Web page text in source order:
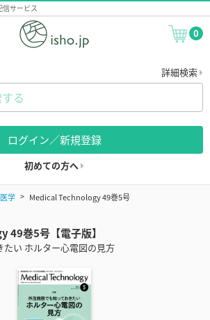
信サービス
0
詳細検索
ログイン／新規登録
初めての方へ
医学 Medical Technology 49巻5号
巻5号【電子版】
い ホルター心電図の見方